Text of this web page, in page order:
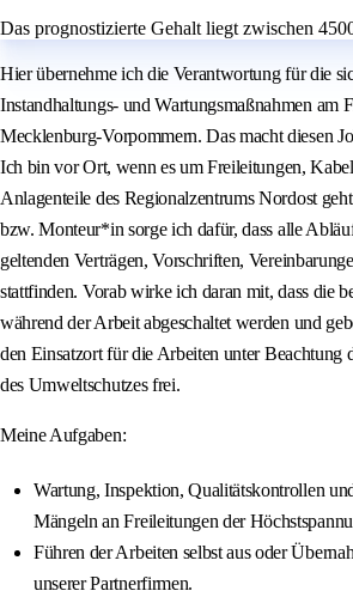
Das prognostizierte Gehalt liegt zwischen
Hier übernehme ich die Verantwortung für die
Instandhaltungs- und Wartungsmaßnahmen am
Mecklenburg-Vorpommern. Das macht diesen
Ich bin vor Ort, wenn es um Freileitungen,
Anlagenteile des Regionalzentrums Nordost
bzw. Monteur*in sorge ich dafür, dass alle
geltenden Verträgen, Vorschriften,
stattfinden. Vorab wirke ich daran mit, dass die
während der Arbeit abgeschaltet werden und
den Einsatzort für die Arbeiten unter Beachtung
des Umweltschutzes frei.
Meine Aufgaben:
Wartung, Inspektion, Qualitätskontrollen
Mängeln an Freileitungen der
Führen der Arbeiten selbst aus oder
unserer Partnerfirmen.